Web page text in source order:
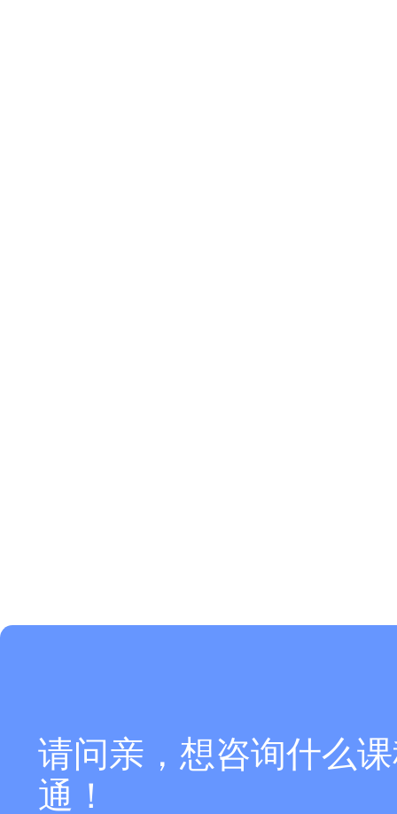
请问亲，想咨询什么
通！